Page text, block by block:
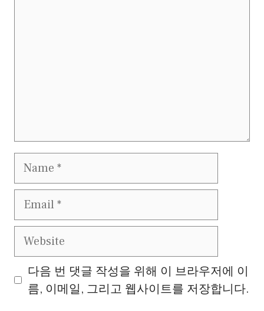
Name
Email
Website
다음 번 댓글 작성을 위해 이 브라우저에 이
름, 이메일, 그리고 웹사이트를 저장합니다.